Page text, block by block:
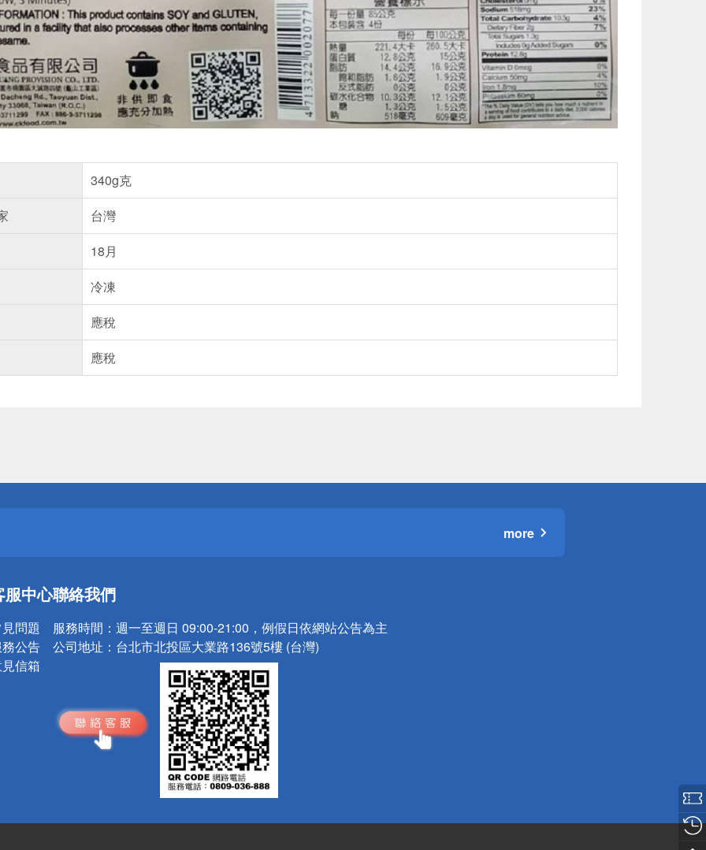
340g克
台灣
18月
冷凍
應稅
應稅
小心！
小心！
more
服中心
問題
公告
信箱
聯絡我們
服務時間： 週一至週日 09:00-21:00，例假日依網站公告為主
公司地址： 台北市北投區大業路136號5樓 (台灣)